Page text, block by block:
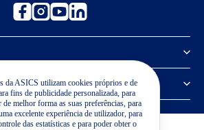
da ASICS utilizam cookies próprios e de
fins de publicidade personalizada, para
de melhor forma as suas preferências, para
excelente experiência de utilizador, para
das estatísticas e para poder obter o